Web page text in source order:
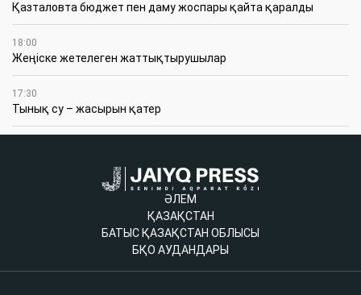
Қазталовта бюджет пен даму жоспары қайта қаралды
18:00
Жеңіске жетелеген жаттықтырушылар
17:30
Тынық су – жасырын қатер
ӘЛЕМ
ҚАЗАҚСТАН
БАТЫС ҚАЗАҚСТАН ОБЛЫСЫ
БҚО АУДАНДАРЫ